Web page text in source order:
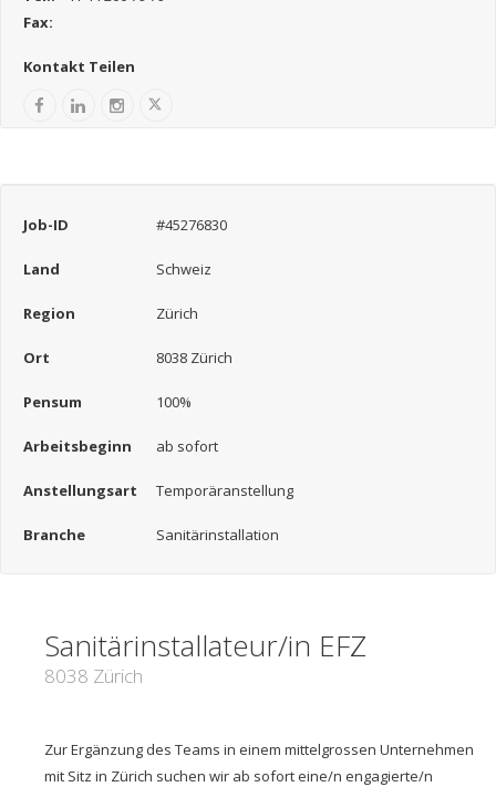
Fax:
Kontakt Teilen
Job-ID #45276830
Land Schweiz
Region Zürich
Ort 8038 Zürich
Pensum 100%
Arbeitsbeginn ab sofort
Anstellungsart Temporäranstellung
Branche Sanitärinstallation
Sanitärinstallateur/in EFZ
8038 Zürich
Zur Ergänzung des Teams in einem mittelgrossen Unternehmen
mit Sitz in Zürich suchen wir ab sofort eine/n engagierte/n